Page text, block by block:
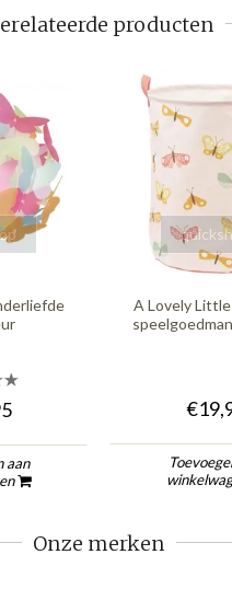
producten
aan
A Lovely
Onze merken